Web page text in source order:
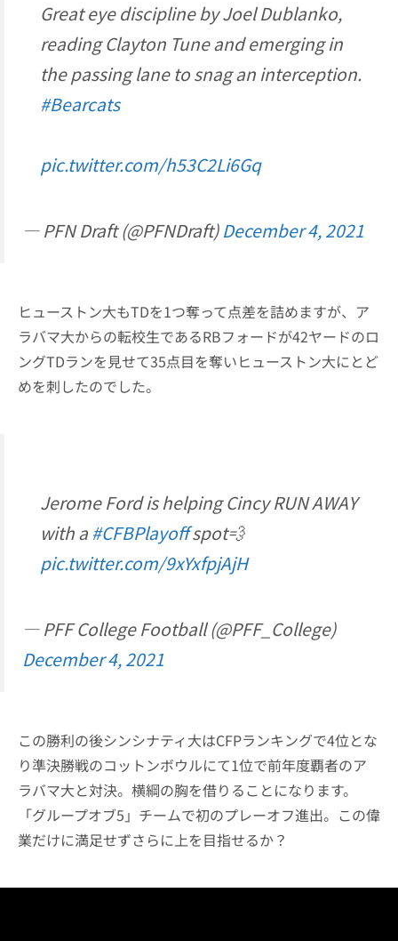
Great eye discipline by Joel Dublanko,
reading Clayton Tune and emerging in
the passing lane to snag an interception.
#Bearcats
pic.twitter.com/h53C2Li6Gq
— PFN Draft (@PFNDraft)December 4, 2021
ヒューストン大もTDを1つ奪って点差を詰めますが、ア
ラバマ大からの転校生であるRBフォードが42ヤードのロ
ングTDランを見せて35点目を奪いヒューストン大にとど
めを刺したのでした。
Jerome Ford is helping Cincy RUN AWAY
with a #CFBPlayoffspot💨
pic.twitter.com/9xYxfpjAjH
— PFF College Football (@PFF_College)
December 4, 2021
この勝利の後シンシナティ大はCFPランキングで4位とな
り準決勝戦のコットンボウルにて1位で前年度覇者のア
ラバマ大と対決。横綱の胸を借りることになります。
「グループオブ5」チームで初のプレーオフ進出。この偉
業だけに満足せずさらに上を目指せるか？